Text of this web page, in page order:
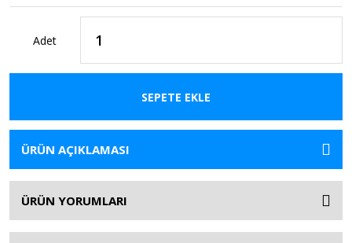
Adet
SEPETE EKLE
ÜRÜN AÇIKLAMASI
ÜRÜN YORUMLARI